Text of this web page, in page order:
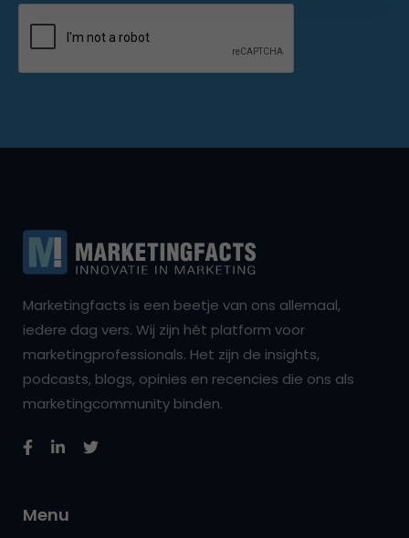
Marketingfacts is een beetje van ons allemaal,
iedere dag vers. Wij zijn hét platform voor
marketingprofessionals. Het zijn de insights,
podcasts, blogs, opinies en recencies die ons als
marketingcommunity binden.
Menu